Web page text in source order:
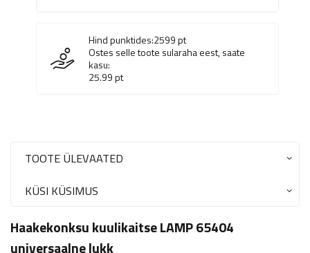
Hind punktides:2599pt
Ostes selle toote sularaha eest, saate
kasu:
25.99pt
TOOTE ÜLEVAATED
KÜSI KÜSIMUS
Haakekonksu kuulikaitse LAMP 65404
universaalne lukk